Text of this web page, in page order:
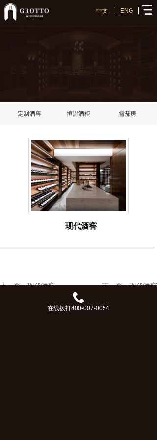
中文 ENG
酒窖攻略
关于我们
联系我们
定制酒窖 恒温酒柜 雪茄房
现代酒窖
上一页：现代酒窖 下一页：现代酒窖
在线拨打400-007-0054